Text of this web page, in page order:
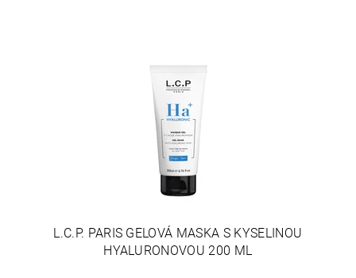
L.C.P. PARIS GELOVÁ MASKA S KYSELINOU
HYALURONOVOU 200 ML